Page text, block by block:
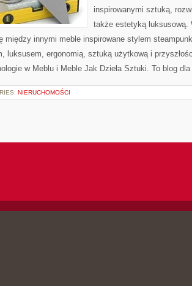
inspirowanymi sztuką,
także estetyką luksusową.
między innymi meble inspirowane stylem
luksusem, ergonomią, sztuką użytkową i
w Meblu i Meble Jak Dzieła Sztuki. To blog
NIERUCHOMOŚCI